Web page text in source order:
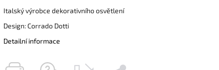
Italský výrobce dekorativního osvětlení
Design: Corrado Dotti
Detailní informace